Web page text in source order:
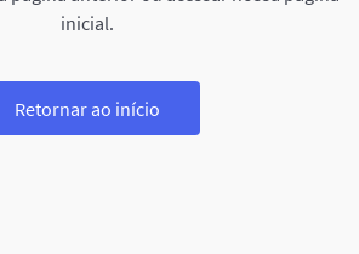
inicial.
Retornar ao início